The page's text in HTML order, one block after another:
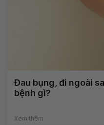
Đau bụng, đi ngoài
bệnh gì?
Xem thêm